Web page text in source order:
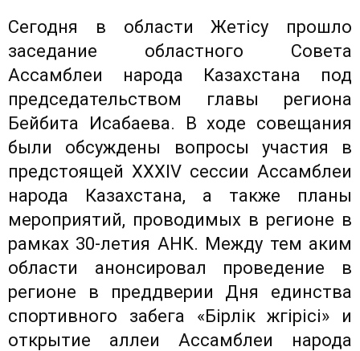
Сегодня в области Жетісу прошло
заседание областного Совета
Ассамблеи народа Казахстана под
председательством главы региона
Бейбита Исабаева. В ходе совещания
были обсуждены вопросы участия в
предстоящей XXXIV сессии Ассамблеи
народа Казахстана, а также планы
мероприятий, проводимых в регионе в
рамках 30-летия АНК. Между тем аким
области анонсировал проведение в
регионе в преддверии Дня единства
спортивного забега «Бірлік жүгірісі» и
открытие аллеи Ассамблеи народа